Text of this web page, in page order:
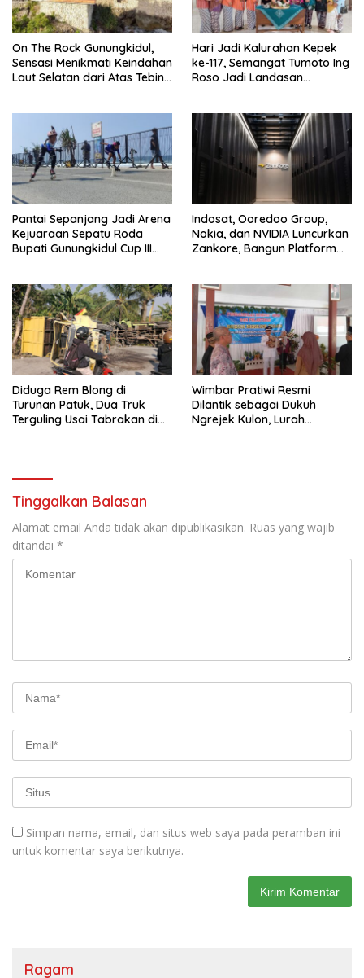
On The Rock Gunungkidul,
Sensasi Menikmati Keindahan
Laut Selatan dari Atas Tebing
Hari Jadi Kalurahan Kepek
ke-117, Semangat Tumoto Ing
Roso Jadi Landasan
Pantai Sepanjang Jadi Arena
Kejuaraan Sepatu Roda
Bupati Gunungkidul Cup III
Tourism
Indosat, Ooredoo Group,
Nokia, dan NVIDIA Luncurkan
Zankore, Bangun Platform
Diduga Rem Blong di
Turunan Patuk, Dua Truk
Terguling Usai Tabrakan di
Wimbar Pratiwi Resmi
Dilantik sebagai Dukuh
Ngrejek Kulon, Lurah
Tinggalkan Balasan
Alamat email Anda tidak akan dipublikasikan. Ruas yang wajib
ditandai *
Simpan nama, email, dan situs web saya pada peramban ini
untuk komentar saya berikutnya.
Ragam